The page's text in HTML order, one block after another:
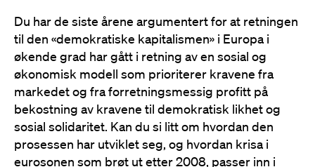
Du har de siste årene argumentert for at retningen
til den «demokratiske kapitalismen» i Europa i
økende grad har gått i retning av en sosial og
økonomisk modell som prioriterer kravene fra
markedet og fra forretningsmessig profitt på
bekostning av kravene til demokratisk likhet og
sosial solidaritet. Kan du si litt om hvordan den
prosessen har utviklet seg, og hvordan krisa i
eurosonen som brøt ut etter 2008, passer inn i